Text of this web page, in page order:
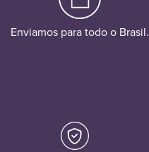
Enviamos para todo o Brasil.